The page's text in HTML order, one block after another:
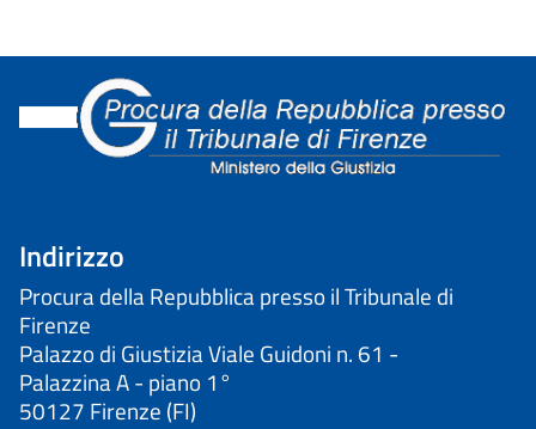
Indirizzo
Procura della Repubblica presso il Tribunale di
Firenze
Palazzo di Giustizia Viale Guidoni n. 61 -
Palazzina A - piano 1°
50127 Firenze (FI)